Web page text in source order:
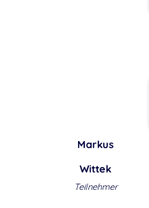
Markus
Wittek
Teilnehmer